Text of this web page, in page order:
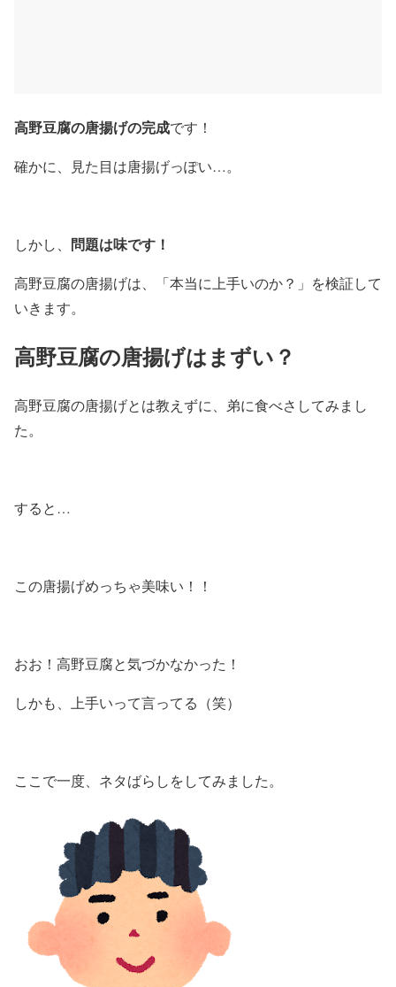
高野豆腐の唐揚げの完成です！
確かに、見た目は唐揚げっぽい…。
しかし、 問題は味です！
高野豆腐の唐揚げは、「本当に上手いのか？」を検証して
いきます。
高野豆腐の唐揚げはまずい？
高野豆腐の唐揚げとは教えずに、弟に食べさしてみまし
た。
すると…
この唐揚げめっちゃ美味い！！
おお！高野豆腐と気づかなかった！
しかも、上手いって言ってる（笑）
ここで一度、ネタばらしをしてみました。